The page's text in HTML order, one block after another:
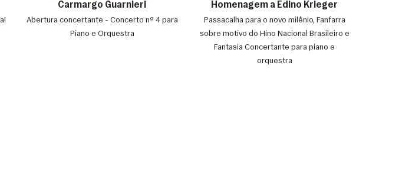
Carmargo Guarnieri
Abertura concertante - Concerto nº 4 para
Piano e Orquestra
Homenagem a Edino Krieger
Passacalha para o novo milênio, Fanfarra
sobre motivo do Hino Nacional Brasileiro e
Fantasia Concertante para piano e
orquestra